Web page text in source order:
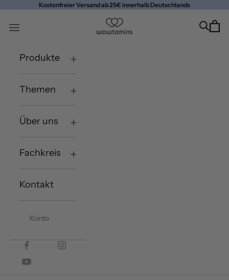
Zum Inhalt springenKostenfreier Versand ab 25€ innerhalb Deutschlands
wowtamins
Navigationsmenü öffnen Suche
Produkte
Themen
Über uns
Fachkreis
Kontakt
Konto